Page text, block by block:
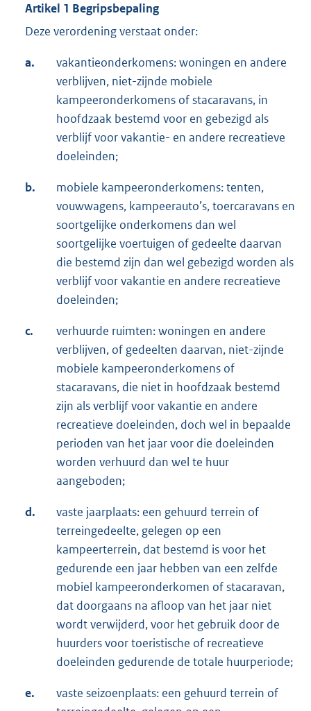
Artikel 1 Begripsbepaling
Deze verordening verstaat onder:
a.
vakantieonderkomens: woningen en andere
verblijven, niet-zijnde mobiele
kampeeronderkomens of stacaravans, in
hoofdzaak bestemd voor en gebezigd als
verblijf voor vakantie- en andere recreatieve
doeleinden;
b.
mobiele kampeeronderkomens: tenten,
vouwwagens, kampeerauto’s, toercaravans en
soortgelijke onderkomens dan wel
soortgelijke voertuigen of gedeelte daarvan
die bestemd zijn dan wel gebezigd worden als
verblijf voor vakantie en andere recreatieve
doeleinden;
c.
verhuurde ruimten: woningen en andere
verblijven, of gedeelten daarvan, niet-zijnde
mobiele kampeeronderkomens of
stacaravans, die niet in hoofdzaak bestemd
zijn als verblijf voor vakantie en andere
recreatieve doeleinden, doch wel in bepaalde
perioden van het jaar voor die doeleinden
worden verhuurd dan wel te huur
aangeboden;
d.
vaste jaarplaats: een gehuurd terrein of
terreingedeelte, gelegen op een
kampeerterrein, dat bestemd is voor het
gedurende een jaar hebben van een zelfde
mobiel kampeeronderkomen of stacaravan,
dat doorgaans na afloop van het jaar niet
wordt verwijderd, voor het gebruik door de
huurders voor toeristische of recreatieve
doeleinden gedurende de totale huurperiode;
e.
vaste seizoenplaats: een gehuurd terrein of